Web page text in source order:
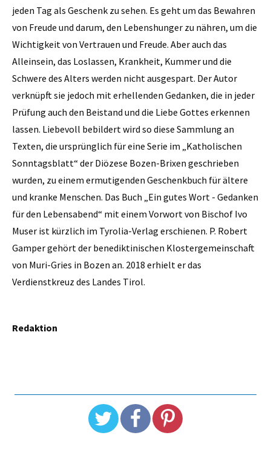
jeden Tag als Geschenk zu sehen. Es geht um das Bewahren
von Freude und darum, den Lebenshunger zu nähren, um die
Wichtigkeit von Vertrauen und Freude. Aber auch das
Alleinsein, das Loslassen, Krankheit, Kummer und die
Schwere des Alters werden nicht ausgespart. Der Autor
verknüpft sie jedoch mit erhellenden Gedanken, die in jeder
Prüfung auch den Beistand und die Liebe Gottes erkennen
lassen. Liebevoll bebildert wird so diese Sammlung an
Texten, die ursprünglich für eine Serie im „Katholischen
Sonntagsblatt“ der Diözese Bozen-Brixen geschrieben
wurden, zu einem ermutigenden Geschenkbuch für ältere
und kranke Menschen. Das Buch „Ein gutes Wort - Gedanken
für den Lebensabend“ mit einem Vorwort von Bischof Ivo
Muser ist kürzlich im Tyrolia-Verlag erschienen. P. Robert
Gamper gehört der benediktinischen Klostergemeinschaft
von Muri-Gries in Bozen an. 2018 erhielt er das
Verdienstkreuz des Landes Tirol.
Redaktion